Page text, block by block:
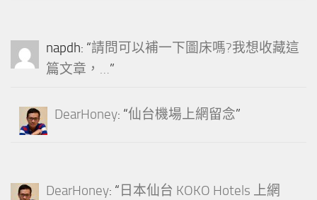
napdh: “請問可以補一下圖床嗎?我想收藏這
篇文章，…”
DearHoney: “仙台機場上網留念”
DearHoney: “ 日本仙台 KOKO Hotels 上網